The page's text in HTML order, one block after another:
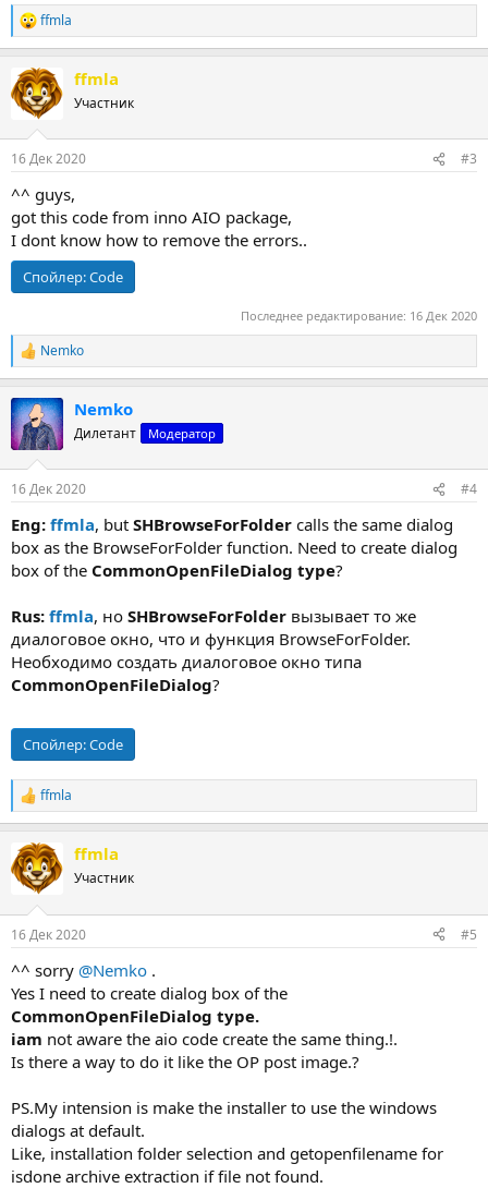
Р
е
к
ц
и
ffmla
ffmla
Участник
16 Дек 2020 #3
^^ guys,
got this code from inno AIO package,
I dont know how to remove the errors..
Спойлер:Code
Последнее редактирование: 16 Дек 2020
Р
е
к
ц
и
Nemko
Nemko
Дилетант Модератор
16 Дек 2020 #4
Eng: ffmla, but SHBrowseForFolder calls the same dialog
box as the BrowseForFolder function. Need to create dialog
box of the CommonOpenFileDialog type?
Rus: ffmla, но SHBrowseForFolder вызывает то же
диалоговое окно, что и функция BrowseForFolder.
Необходимо создать диалоговое окно типа
CommonOpenFileDialog?
Спойлер:Code
Р
е
к
ц
и
ffmla
ffmla
Участник
16 Дек 2020 #5
^^ sorry @Nemko .
Yes I need to create dialog box of the
CommonOpenFileDialog type.
iam not aware the aio code create the same thing.!.
Is there a way to do it like the OP post image.?
PS.My intension is make the installer to use the windows
dialogs at default.
Like, installation folder selection and getopenfilename for
isdone archive extraction if file not found.